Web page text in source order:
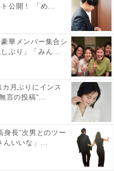
公開！ 「め...
華メンバー集合シ
ぶり」「みん...
月ぶりにインス
言の投稿”...
身長”次男とのツー
んいいな」...